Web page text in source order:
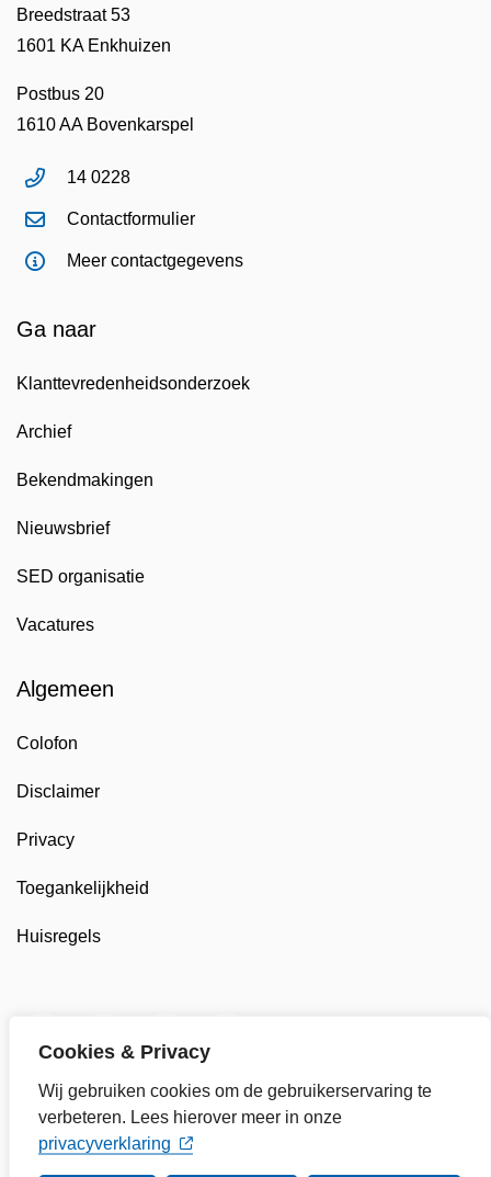
Cookies & Privacy
Wij gebruiken cookies om de gebruikerservaring te
verbeteren. Lees hierover meer in onze
privacyverklaring
Breedstraat 53
1601 KA Enkhuizen
Postbus 20
1610 AA Bovenkarspel
14 0228
Contactformulier
Meer contactgegevens
Ga naar
Klanttevredenheidsonderzoek
Archief
Bekendmakingen
Nieuwsbrief
SED organisatie
Vacatures
Algemeen
Colofon
Disclaimer
Privacy
Toegankelijkheid
Huisregels